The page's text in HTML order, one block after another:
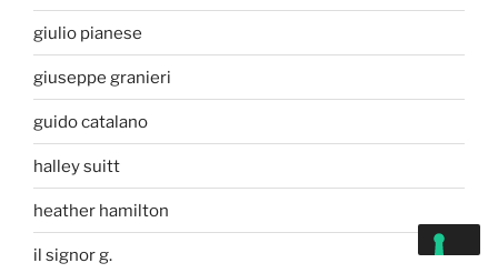
giulio pianese
giuseppe granieri
guido catalano
halley suitt
heather hamilton
il signor g.